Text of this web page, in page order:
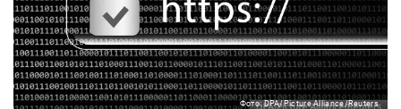
Фото: DPA/Picture Alliance/Reuters